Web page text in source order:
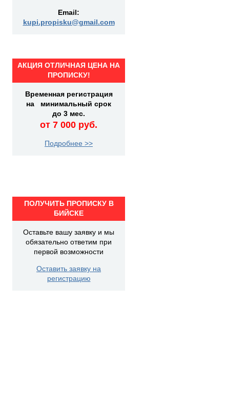
Email:
kupi.propisku@gmail.com
АКЦИЯ ОТЛИЧНАЯ ЦЕНА НА
ПРОПИСКУ!
Временная регистрация
на минимальный срок
до 3 мес.
от 7 000 руб.
Подробнее >>
ПОЛУЧИТЬ ПРОПИСКУ В
БИЙСКЕ
Оставьте вашу заявку и мы
обязательно ответим при
первой возможности
Оставить заявку на
регистрацию